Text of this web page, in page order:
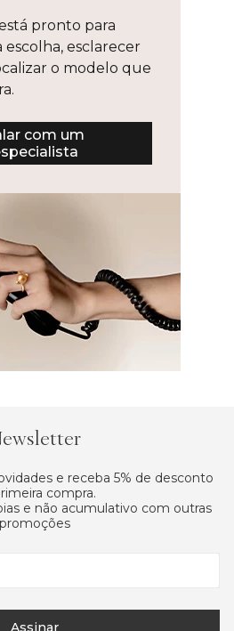
pronto para
escolha, esclarecer
o modelo que
com um
e receba 5% de desconto
compra.
e não acumulativo com outras
promoções
Assinar